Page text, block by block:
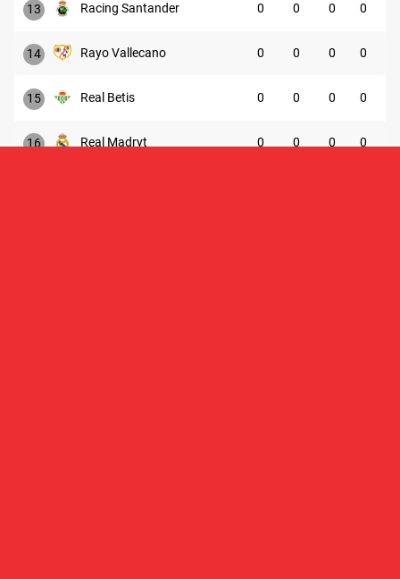
13 Racing Santander 0 0 0 0
14 Rayo Vallecano 0 0 0 0
15 Real Betis 0 0 0 0
16 Real Madryt 0 0 0 0